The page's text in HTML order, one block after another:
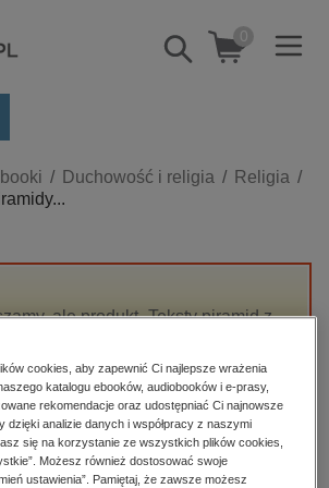
Pokaż/schowaj
wyszukiwarkę
0
prasa
aranżacja wnętrz
rozrywka
technologie, informatyka
Duchowość i religia
Religia
ale produkt „Teksty piramid z
cookies, aby zapewnić Ci najlepsze wrażenia
katalogu ebooków, audiobooków i e-prasy,
rekomendacje oraz udostępniać Ci najnowsze
dzięki analizie danych i współpracy z naszymi
się na korzystanie ze wszystkich plików cookies,
Możesz również dostosować swoje
ustawienia”. Pamiętaj, że zawsze możesz